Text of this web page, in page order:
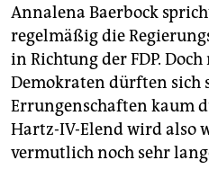
Annalena Baerbock
regelmäßig die
in Richtung der FDP.
Demokraten dürften sich
Errungenschaften kaum
Hartz-IV-Elend wird also
vermutlich noch sehr